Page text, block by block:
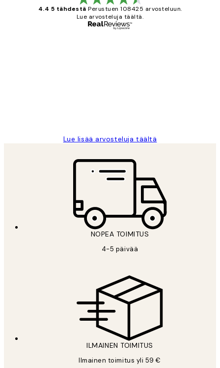
4.4 5 tähdestä Perustuen 108425 arvosteluun.
Lue arvosteluja täältä.
Lue lisää arvosteluja täältä
NOPEA TOIMITUS
4-5 päivää
ILMAINEN TOIMITUS
Ilmainen toimitus yli 59 €